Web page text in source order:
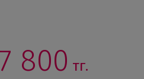
7 800 тг.